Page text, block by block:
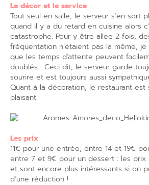
Le décor et le service
Tout seul en salle, le serveur s’en sort
quand il y a du retard en cuisine alors
catastrophe. Pour y être allée 2 fois,
fréquentation n’étaient pas la même,
que les temps d’attente peuvent
doublés… Ceci dit, le serveur garde
sourire et est toujours aussi
Quant à la décoration, le restaurant
plaisant.
Les prix
11€ pour une entrée, entre 14 et 19€
entre 7 et 9€ pour un dessert : les prix
et sont encore plus intéressants si on
d’une réduction !